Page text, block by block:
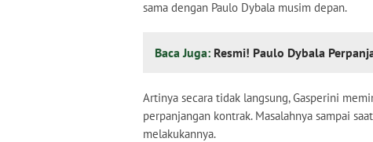
sama dengan Paulo Dybala musim depan.
Baca Juga: Resmi! Paulo Dybala
Artinya secara tidak langsung, Gasperini
perpanjangan kontrak. Masalahnya sampai
melakukannya.